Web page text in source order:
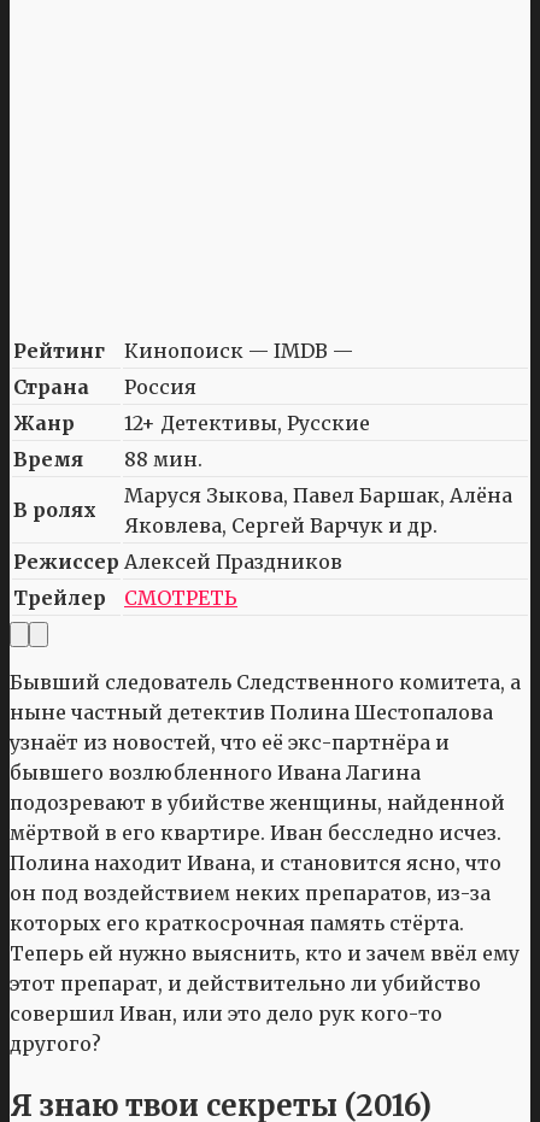
Рейтинг
Кинопоиск — IMDB —
Страна
Россия
Жанр
12+ Детективы, Русские
Время
88 мин.
В ролях
Маруся Зыкова, Павел Баршак, Алёна
Яковлева, Сергей Варчук и др.
Режиссер Алексей Праздников
Трейлер
СМОТРЕТЬ
Бывший следователь Следственного комитета, а
ныне частный детектив Полина Шестопалова
узнаёт из новостей, что её экс-партнёра и
бывшего возлюбленного Ивана Лагина
подозревают в убийстве женщины, найденной
мёртвой в его квартире. Иван бесследно исчез.
Полина находит Ивана, и становится ясно, что
он под воздействием неких препаратов, из-за
которых его краткосрочная память стёрта.
Теперь ей нужно выяснить, кто и зачем ввёл ему
этот препарат, и действительно ли убийство
совершил Иван, или это дело рук кого-то
другого?
Я знаю твои секреты (2016)